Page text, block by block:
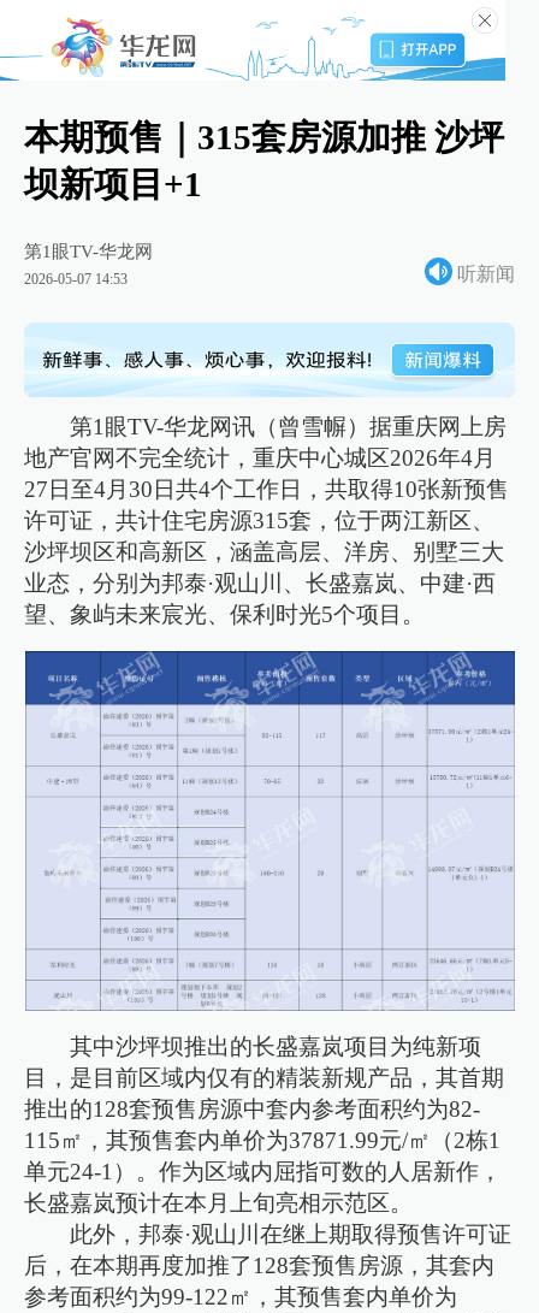
本期预售｜315套房源加推 沙坪
坝新项目+1
第1眼TV-华龙网
2026-05-07 14:53 听新闻
第1眼TV-华龙网讯（曾雪幈）据重庆网上房
地产官网不完全统计，重庆中心城区2026年4月
27日至4月30日共4个工作日，共取得10张新预售
许可证，共计住宅房源315套，位于两江新区、
沙坪坝区和高新区，涵盖高层、洋房、别墅三大
业态，分别为邦泰·观山川、长盛嘉岚、中建·西
望、象屿未来宸光、保利时光5个项目。
其中沙坪坝推出的长盛嘉岚项目为纯新项
目，是目前区域内仅有的精装新规产品，其首期
推出的128套预售房源中套内参考面积约为82-
115㎡，其预售套内单价为37871.99元/㎡（2栋1
单元24-1）。作为区域内屈指可数的人居新作，
长盛嘉岚预计在本月上旬亮相示范区。
此外，邦泰·观山川在继上期取得预售许可证
后，在本期再度加推了128套预售房源，其套内
参考面积约为99-122㎡，其预售套内单价为